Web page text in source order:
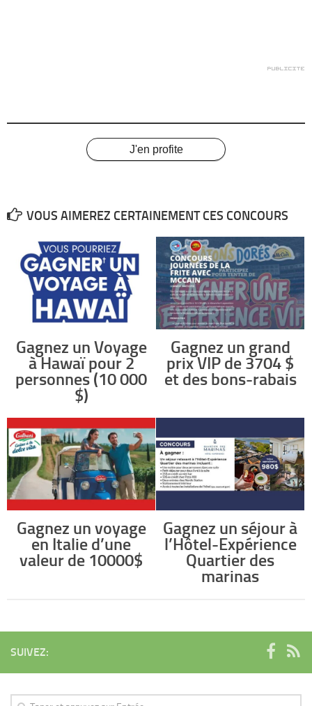
J'en profite
VOUS AIMEREZ CERTAINEMENT CES CONCOURS
Gagnez un Voyage
à Hawaï pour 2
personnes (10 000
$)
Gagnez un grand
prix VIP de 3704 $
et des bons-rabais
Gagnez un voyage
en Italie d’une
valeur de 10000$
Gagnez un séjour à
l’Hôtel-Expérience
Quartier des
marinas
SUIVEZ: